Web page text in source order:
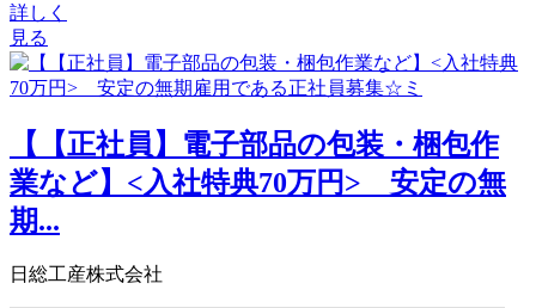
詳しく
見る
【【正社員】電子部品の包装・梱包作
業など】<入社特典70万円> 安定の無
期...
日総工産株式会社